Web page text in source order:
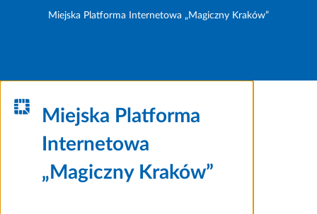
Miejska Platforma Internetowa „Magiczny Kraków”
Miejska Platforma
Internetowa
„Magiczny Kraków”